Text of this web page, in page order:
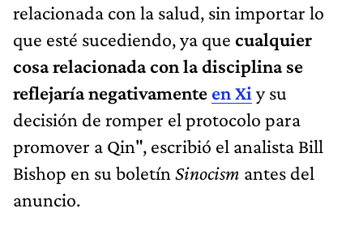
relacionada con la salud, sin importar lo
que esté sucediendo, ya que cualquier
cosa relacionada con la disciplina se
reflejaría negativamente en Xi y su
decisión de romper el protocolo para
promover a Qin", escribió el analista Bill
Bishop en su boletín Sinocism antes del
anuncio.